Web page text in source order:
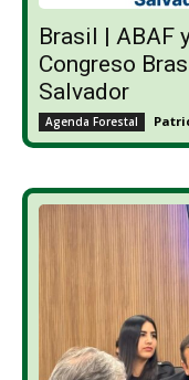
Brasil | ABAF
Congreso
Salvador
Agenda Forestal